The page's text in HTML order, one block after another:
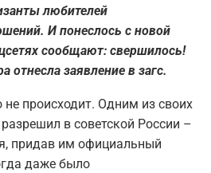
любителей
И понеслось с новой
сообщают: свершилось!
отнесла заявление в загс.
не происходит. Одним из своих
в советской России –
придав им официальный
даже было